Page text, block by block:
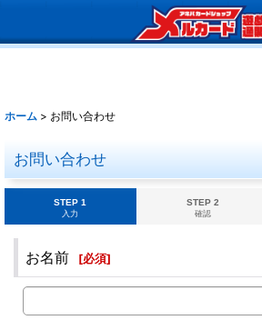
ホーム > お問い合わせ
お問い合わせ
STEP 1
入力
STEP 2
確認
お名前 [必須]